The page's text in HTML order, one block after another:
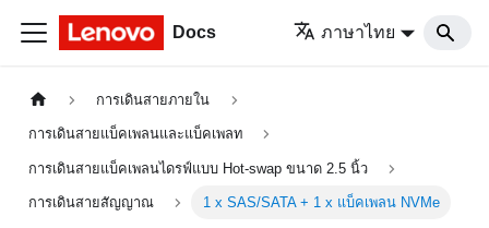
Docs ภาษาไทย
การเดินสายภายใน
การเดินสายแบ็คเพลนและแบ็คเพลท
การเดินสายแบ็คเพลนไดรฟ์แบบ Hot-swap ขนาด 2.5 นิ้ว
การเดินสายสัญญาณ 1 x SAS/SATA + 1 x แบ็คเพลน NVMe